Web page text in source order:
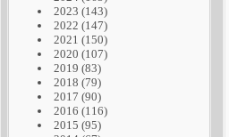
2023 (143)
2022 (147)
2021 (150)
2020 (107)
2019 (83)
2018 (79)
2017 (90)
2016 (116)
2015 (95)